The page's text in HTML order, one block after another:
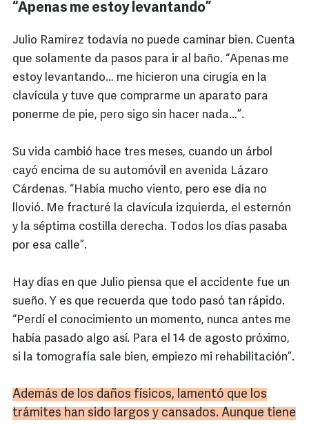
“Apenas me estoy levantando”
Julio Ramírez todavía no puede caminar bien. Cuenta
que solamente da pasos para ir al baño. “Apenas me
estoy levantando… me hicieron una cirugía en la
clavícula y tuve que comprarme un aparato para
ponerme de pie, pero sigo sin hacer nada…”.
Su vida cambió hace tres meses, cuando un árbol
cayó encima de su automóvil en avenida Lázaro
Cárdenas. “Había mucho viento, pero ese día no
llovió. Me fracturé la clavícula izquierda, el esternón
y la séptima costilla derecha. Todos los días pasaba
por esa calle”.
Hay días en que Julio piensa que el accidente fue un
sueño. Y es que recuerda que todo pasó tan rápido.
“Perdí el conocimiento un momento, nunca antes me
había pasado algo así. Para el 14 de agosto próximo,
si la tomografía sale bien, empiezo mi rehabilitación”.
Además de los daños físicos, lamentó que los
trámites han sido largos y cansados. Aunque tiene